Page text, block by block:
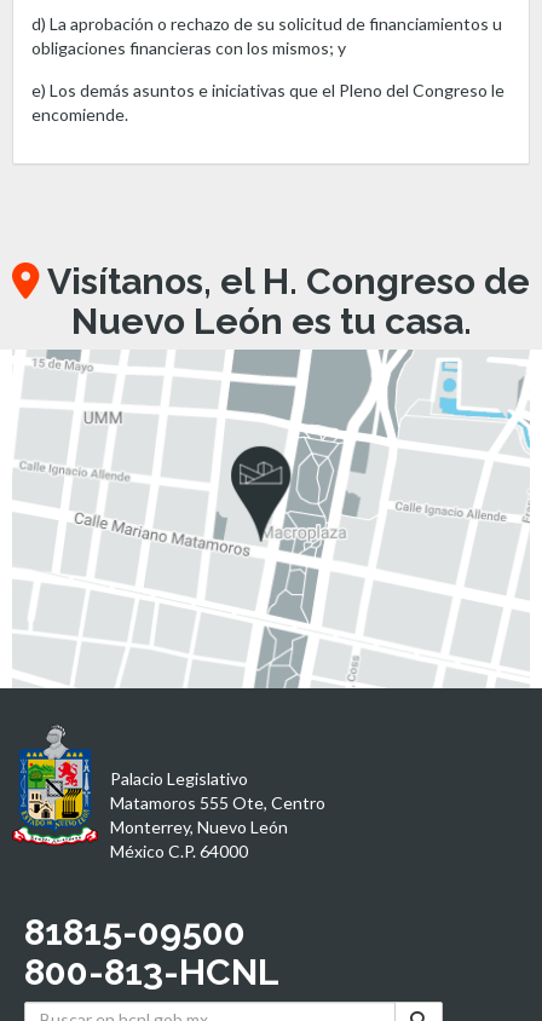
d) La aprobación o rechazo de su solicitud de financiamientos u
obligaciones financieras con los mismos; y
e) Los demás asuntos e iniciativas que el Pleno del Congreso le
encomiende.
Visítanos, el H. Congreso de
Nuevo León es tu casa.
Palacio Legislativo
Matamoros 555 Ote, Centro
Monterrey, Nuevo León
México C.P. 64000
81815-09500
800-813-HCNL